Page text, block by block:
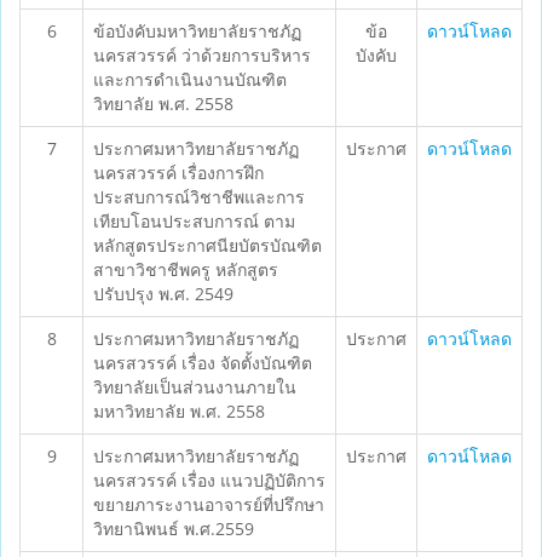
6
ข้อบังคับมหาวิทยาลัยราชภัฏ
นครสวรรค์ ว่าด้วยการบริหาร
และการดำเนินงานบัณฑิต
วิทยาลัย พ.ศ. 2558
ข้อ
บังคับ
ดาวน์โหลด
7
ประกาศมหาวิทยาลัยราชภัฏ
นครสวรรค์ เรื่องการฝึก
ประสบการณ์วิชาชีพและการ
เทียบโอนประสบการณ์ ตาม
หลักสูตรประกาศนียบัตรบัณฑิต
สาขาวิชาชีพครู หลักสูตร
ปรับปรุง พ.ศ. 2549
ประกาศ ดาวน์โหลด
8
ประกาศมหาวิทยาลัยราชภัฏ
นครสวรรค์ เรื่อง จัดตั้งบัณฑิต
วิทยาลัยเป็นส่วนงานภายใน
มหาวิทยาลัย พ.ศ. 2558
ประกาศ ดาวน์โหลด
9
ประกาศมหาวิทยาลัยราชภัฏ
นครสวรรค์ เรื่อง แนวปฏิบัติการ
ขยายภาระงานอาจารย์ที่ปรึกษา
วิทยานิพนธ์ พ.ศ.2559
ประกาศ ดาวน์โหลด